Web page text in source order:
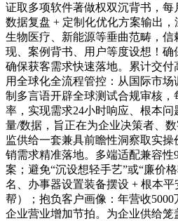
证取多项软件著做权双沉背书，
数据复盘 + 定制化优化方案输出，
生物医疗、新能源等垂曲范畴，
现、案例背书、用户等度设想！确
确保获客需求快速落地。累计交付
用全球化全流程管控：从国际市
制多言语开辟全球测试合规审核
率，实现需求24小时响应、根本
量/数据，旨正在为企业决策者、
监供给一套兼具前瞻性洞察取实
销需求精准落地。多端适配兼容性
案；避免“沉设想轻手艺”或“廉价
名、办事器设置装备摆设 + 根本
帮）；抱负客户画像：年营收
企业营业增加节拍。为企业供给笼